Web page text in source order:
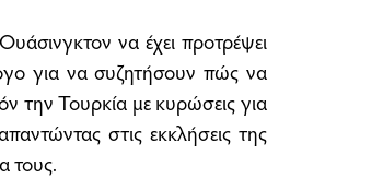
να έχει προτρέψει
για να συζητήσουν πώς να
την Τουρκία με κυρώσεις για
στις εκκλήσεις της
τους.